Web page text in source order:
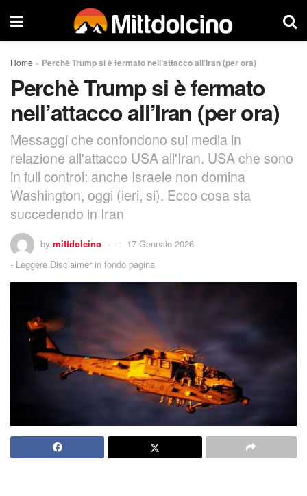
Home » Perchè Trump si è fermato nell’attacco all’Iran (per ora)
Perchè Trump si è fermato
nell’attacco all’Iran (per ora)
Messaggi che confondono sui media in
relazione all'attacco USA all'Iran. USA che sono
in full control: anche Israele non domina
Washington, oggi (ieri, si). Ecco cosa sta
succedendo in Iran
by mittdolcino
17 Gennaio 2026
- Leggere Disclaimer in fondo pagina